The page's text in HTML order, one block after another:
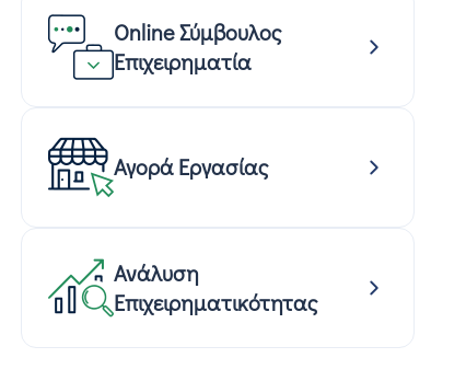
Online Σύμβουλος
Επιχειρηματία
Αγορά Εργασίας
Ανάλυση
Επιχειρηματικότητας